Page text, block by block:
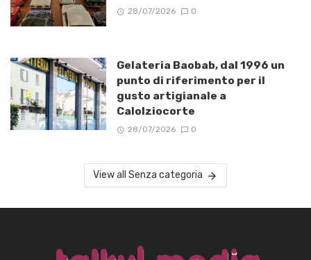
28/07/2026 0
Gelateria Baobab, dal 1996 un
punto di riferimento per il
gusto artigianale a
Calolziocorte
28/07/2026 0
View all Senza categoria